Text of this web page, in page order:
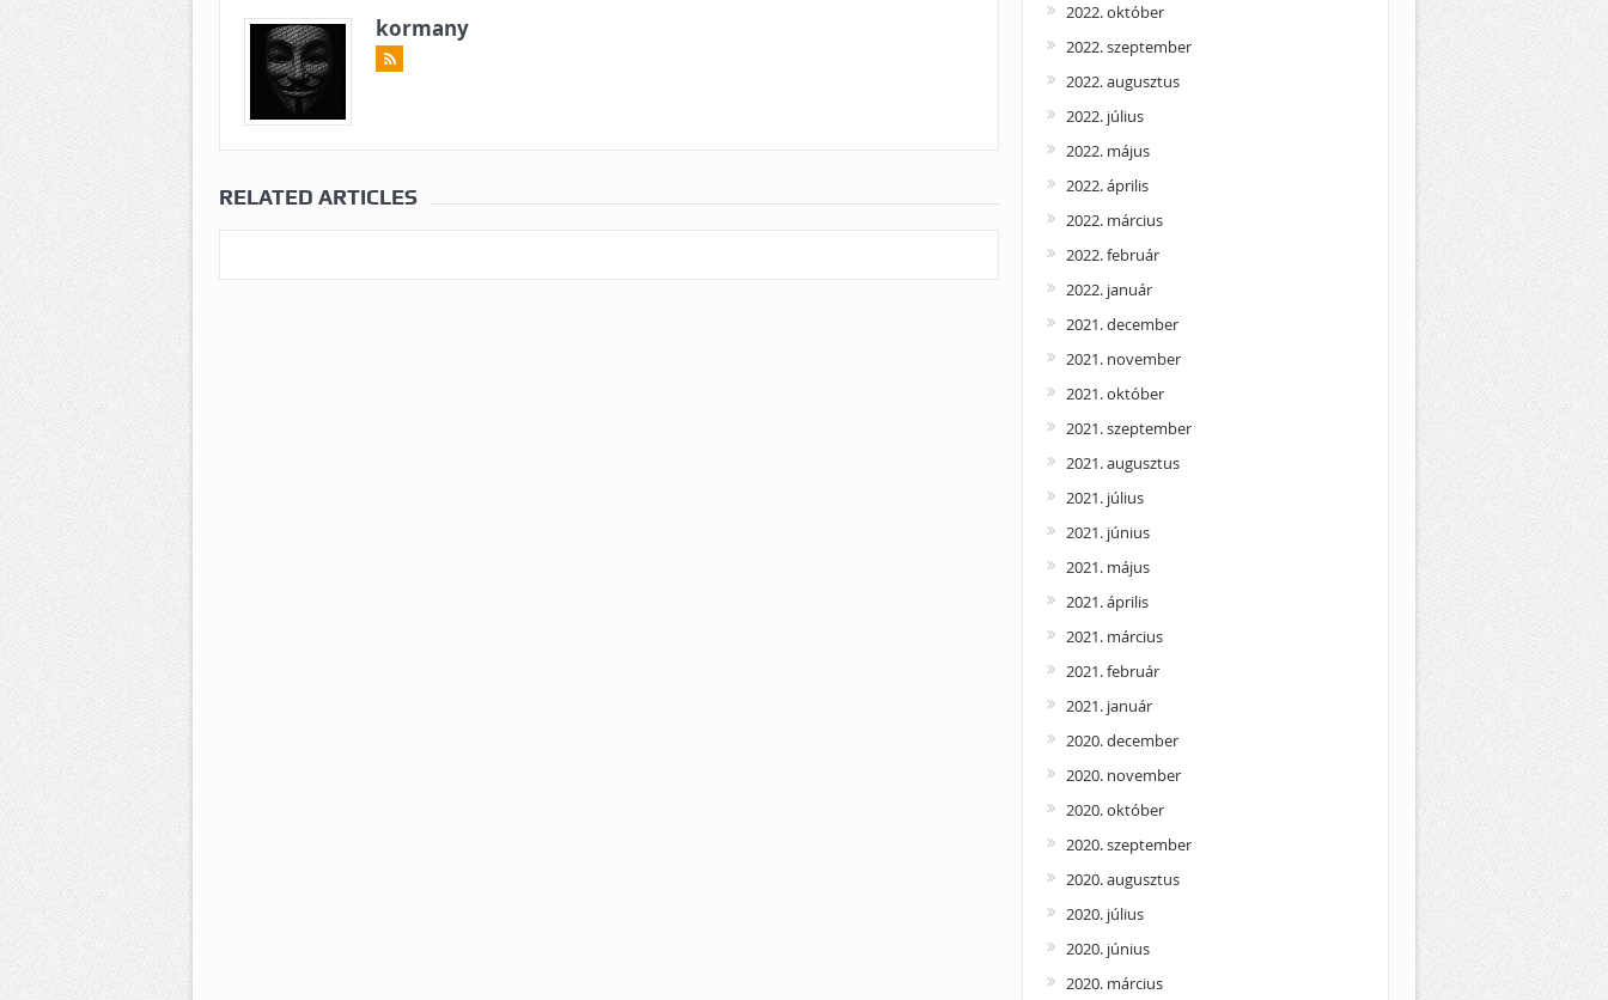
kormany
RELATED ARTICLES
2022. október
2022. szeptember
2022. augusztus
2022. július
2022. május
2022. április
2022. március
2022. február
2022. január
2021. december
2021. november
2021. október
2021. szeptember
2021. augusztus
2021. július
2021. június
2021. május
2021. április
2021. március
2021. február
2021. január
2020. december
2020. november
2020. október
2020. szeptember
2020. augusztus
2020. július
2020. június
2020. március